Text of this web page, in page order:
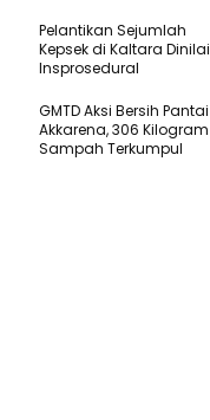
Pelantikan Sejumlah
Kepsek di Kaltara Dinilai
Insprosedural
GMTD Aksi Bersih Pantai
Akkarena, 306 Kilogram
Sampah Terkumpul